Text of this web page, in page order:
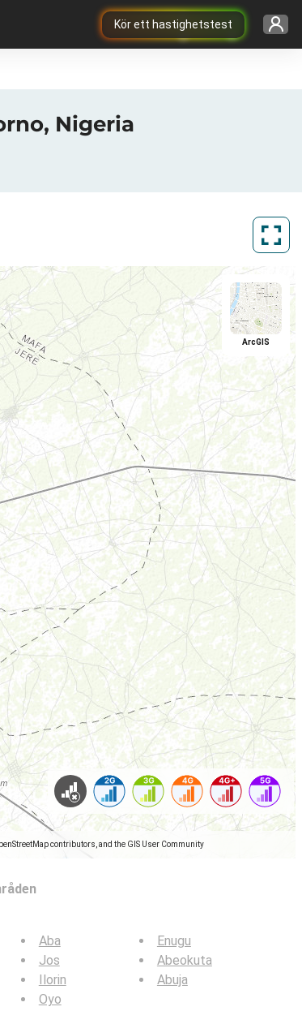
Kör ett hastighetstest
Nigeria
contributors, and the GIS User Community
ArcGIS
Aba
Jos
Ilorin
Oyo
Enugu
Abeokuta
Abuja